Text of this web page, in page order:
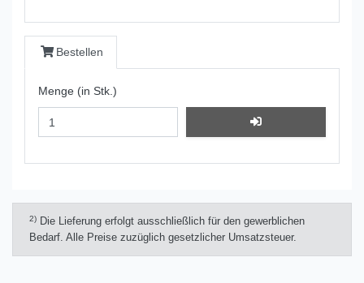
Bestellen
Menge (in Stk.)
2) Die Lieferung erfolgt ausschließlich für den gewerblichen
Bedarf. Alle Preise zuzüglich gesetzlicher Umsatzsteuer.